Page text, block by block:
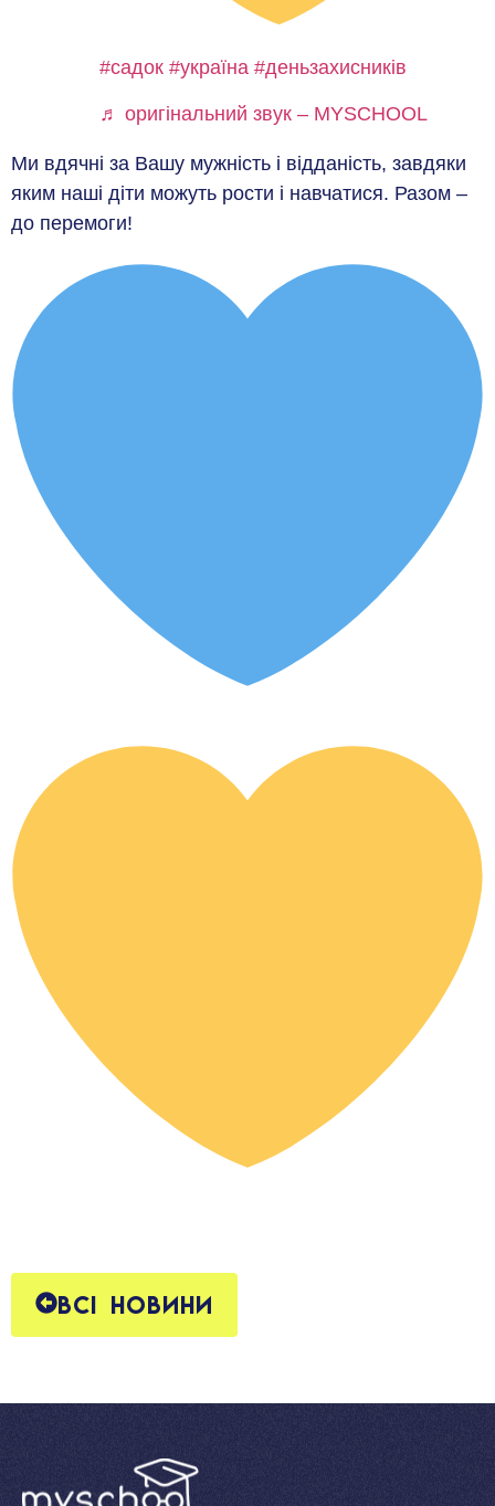
#садок #україна #деньзахисників
♬ оригінальний звук – MYSCHOOL
Ми вдячні за Вашу мужність і відданість, завдяки
яким наші діти можуть рости і навчатися. Разом –
до перемоги!
Всі новини